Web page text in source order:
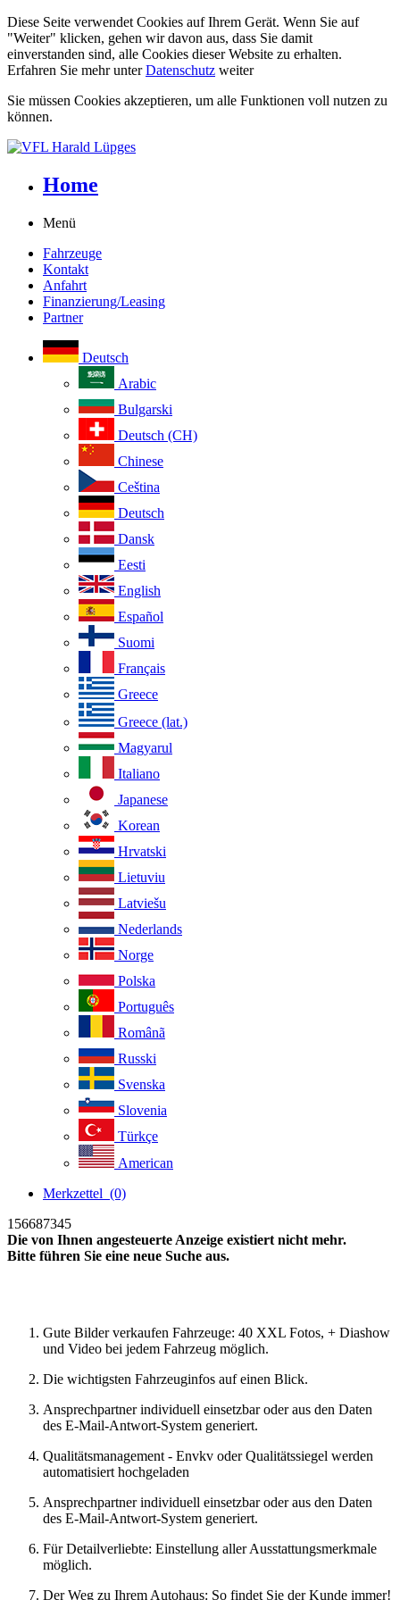
Diese Seite verwendet Cookies auf Ihrem Gerät. Wenn Sie auf
"Weiter" klicken, gehen wir davon aus, dass Sie damit
einverstanden sind, alle Cookies dieser Website zu erhalten.
Erfahren Sie mehr unterDatenschutz weiter
Sie müssen Cookies akzeptieren, um alle Funktionen voll nutzen zu
können.
Home
Menü
Fahrzeuge
Kontakt
Anfahrt
Finanzierung/Leasing
Partner
Deutsch
Arabic
Bulgarski
Deutsch (CH)
Chinese
Ceština
Deutsch
Dansk
Eesti
English
Español
Suomi
Français
Greece
Greece (lat.)
Magyarul
Italiano
Japanese
Korean
Hrvatski
Lietuviu
Latviešu
Nederlands
Norge
Polska
Português
Românã
Russki
Svenska
Slovenia
Türkçe
American
Merkzettel (0)
156687345
Die von Ihnen angesteuerte Anzeige existiert nicht mehr.
Bitte führen Sie eine neue Suche aus.
Gute Bilder verkaufen Fahrzeuge: 40 XXL Fotos, + Diashow
und Video bei jedem Fahrzeug möglich.
Die wichtigsten Fahrzeuginfos auf einen Blick.
Ansprechpartner individuell einsetzbar oder aus den Daten
des E-Mail-Antwort-System generiert.
Qualitätsmanagement - Envkv oder Qualitätssiegel werden
automatisiert hochgeladen
Ansprechpartner individuell einsetzbar oder aus den Daten
des E-Mail-Antwort-System generiert.
Für Detailverliebte: Einstellung aller Ausstattungsmerkmale
möglich.
Der Weg zu Ihrem Autohaus: So findet Sie der Kunde immer!